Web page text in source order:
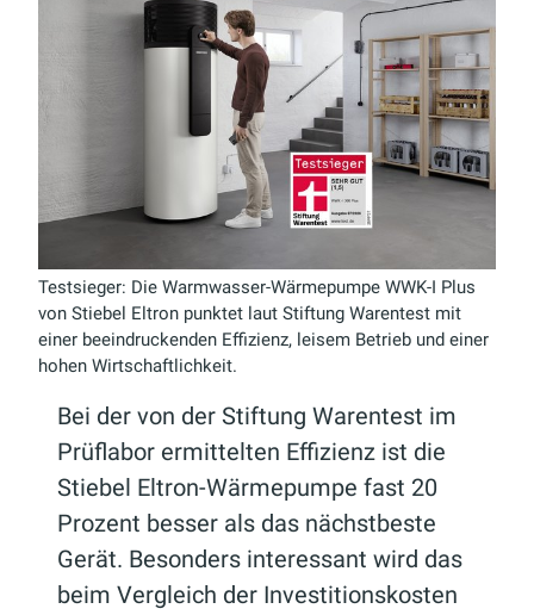
Testsieger: Die Warmwasser-Wärmepumpe WWK-I Plus
von Stiebel Eltron punktet laut Stiftung Warentest mit
einer beeindruckenden Effizienz, leisem Betrieb und einer
hohen Wirtschaftlichkeit.
Bei der von der Stiftung Warentest im
Prüflabor ermittelten Effizienz ist die
Stiebel Eltron-Wärmepumpe fast 20
Prozent besser als das nächstbeste
Gerät. Besonders interessant wird das
beim Vergleich der Investitionskosten